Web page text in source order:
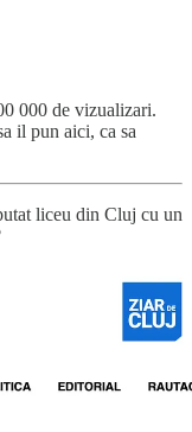
000 de vizualizari.
il pun aici, ca sa
liceu din Cluj cu un